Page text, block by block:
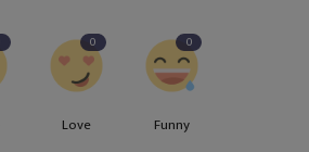
0
Love
0
Funny